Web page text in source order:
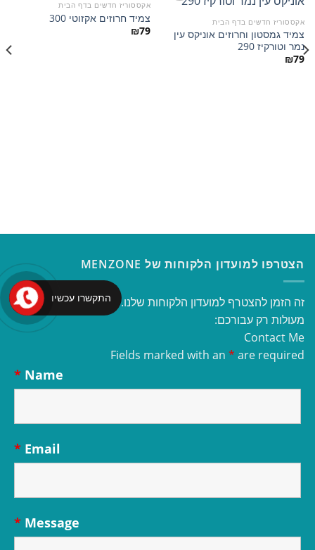
הוסף
אקססוריז חדשים בדף הבית
צמיד גמסטון וחרוזים אוניקס עין
נמר וטורקיז 290
₪79
למועדפים
אקססוריז חדשים בדף הבית
צמיד חרוזים אקזוטי 300
₪79
הצטרפו למועדון הלקוחות של MENZONE
זה הזמן להצטרף למועדון הלקוחות שלנו. מבצעים שווים והנחות
מעולות רק עבורכם:
Contact Me
Fields marked with an * are required
Name
*
Email
*
Message
*
התקשרו עכשיו